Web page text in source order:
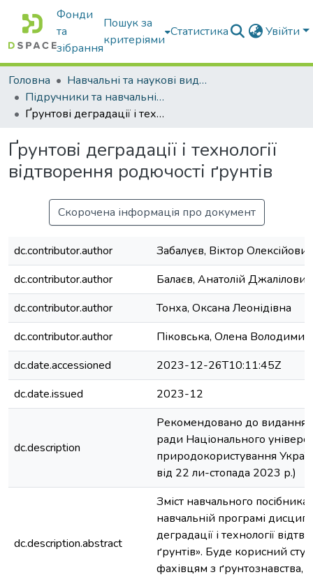
Фонди
та
зібрання
Пошук за
критеріями
Статистика Увійти
Головна
Навчальні та наукові видання
Підручники та навчальні посібники
Ґрунтові деградації і технології відтворення родючості ґрунтів
Ґрунтові деградації і технології
відтворення родючості ґрунтів
Скорочена інформація про документ
dc.contributor.author
Забалуєв, Віктор Олексійович
dc.contributor.author
Балаєв, Анатолій Джалілович
dc.contributor.author
Тонха, Оксана Леонідівна
dc.contributor.author
Піковська, Олена
dc.date.accessioned
2023-12-26T10:11:45Z
dc.date.issued
2023-12
dc.description
Рекомендовано до видання
ради Національного
природокористування
від 22 ли-стопада 2023 р.)
dc.description.abstract
Зміст навчального посібника
навчальній програмі
деградації і технології
ґрунтів». Буде корисний
фахівцям з ґрунтознавства,